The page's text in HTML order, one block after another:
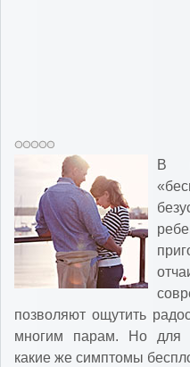
В
позволяют ощутить
многим парам. Но для
какие же симптомы